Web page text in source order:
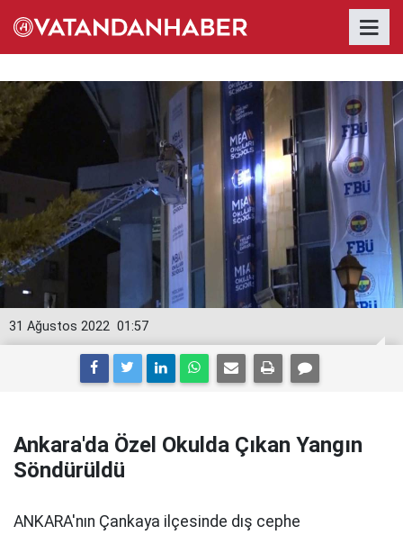
01:57
31 Ağustos 2022
Ankara'da Özel Okulda Çıkan Yangın
Söndürüldü
ANKARA'nın Çankaya ilçesinde dış cephe